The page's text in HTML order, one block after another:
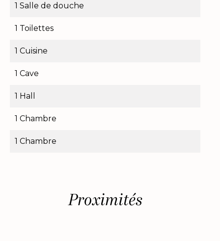
1 Salle de douche
1 Toilettes
1 Cuisine
1 Cave
1 Hall
1 Chambre
1 Chambre
Proximités